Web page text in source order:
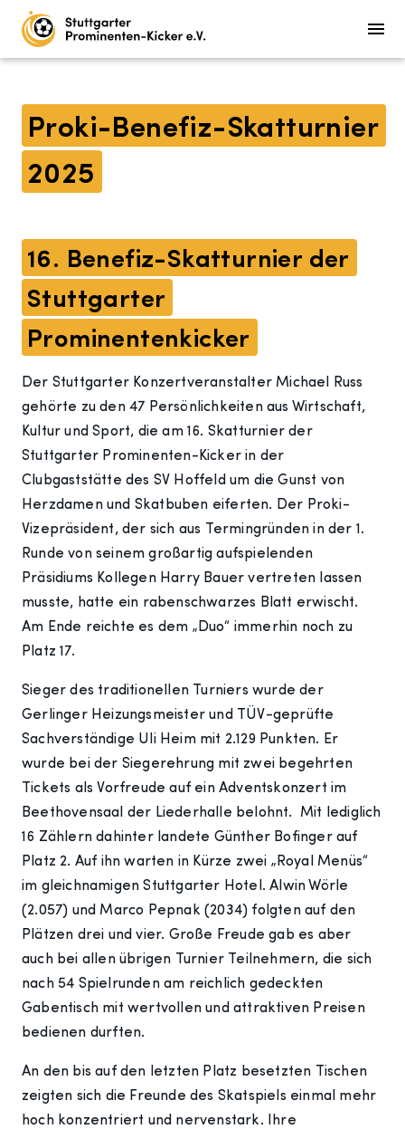
Proki-Benefiz-Skatturnier
2025
16. Benefiz-Skatturnier der
Stuttgarter
Prominentenkicker
Der Stuttgarter Konzertveranstalter Michael Russ
gehörte zu den 47 Persönlichkeiten aus Wirtschaft,
Kultur und Sport, die am 16. Skatturnier der
Stuttgarter Prominenten-Kicker in der
Clubgaststätte des SV Hoffeld um die Gunst von
Herzdamen und Skatbuben eiferten. Der Proki-
Vizepräsident, der sich aus Termingründen in der 1.
Runde von seinem großartig aufspielenden
Präsidiums Kollegen Harry Bauer vertreten lassen
musste, hatte ein rabenschwarzes Blatt erwischt.
Am Ende reichte es dem „Duo“ immerhin noch zu
Platz 17.
Sieger des traditionellen Turniers wurde der
Gerlinger Heizungsmeister und TÜV-geprüfte
Sachverständige Uli Heim mit 2.129 Punkten. Er
wurde bei der Siegerehrung mit zwei begehrten
Tickets als Vorfreude auf ein Adventskonzert im
Beethovensaal der Liederhalle belohnt. Mit lediglich
16 Zählern dahinter landete Günther Bofinger auf
Platz 2. Auf ihn warten in Kürze zwei „Royal Menüs“
im gleichnamigen Stuttgarter Hotel. Alwin Wörle
(2.057) und Marco Pepnak (2034) folgten auf den
Plätzen drei und vier. Große Freude gab es aber
auch bei allen übrigen Turnier Teilnehmern, die sich
nach 54 Spielrunden am reichlich gedeckten
Gabentisch mit wertvollen und attraktiven Preisen
bedienen durften.
An den bis auf den letzten Platz besetzten Tischen
zeigten sich die Freunde des Skatspiels einmal mehr
hoch konzentriert und nervenstark. Ihre